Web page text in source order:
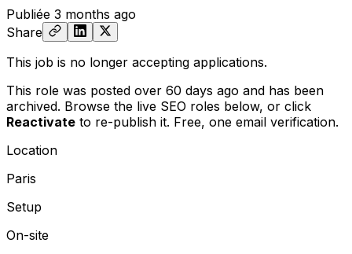
Publiée 3 months ago
Share
This job is no longer accepting applications.
This role was posted over 60 days ago and has been
archived. Browse the live SEO roles below, or click
Reactivate to re-publish it. Free, one email verification.
Location
Paris
Setup
On-site